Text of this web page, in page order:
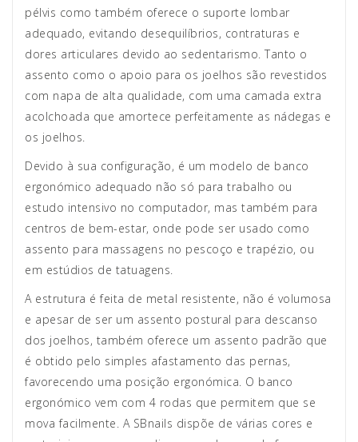
pélvis como também oferece o suporte lombar
adequado, evitando desequilíbrios, contraturas e
dores articulares devido ao sedentarismo. Tanto o
assento como o apoio para os joelhos são revestidos
com napa de alta qualidade, com uma camada extra
acolchoada que amortece perfeitamente as nádegas e
os joelhos.
Devido à sua configuração, é um modelo de banco
ergonómico adequado não só para trabalho ou
estudo intensivo no computador, mas também para
centros de bem-estar, onde pode ser usado como
assento para massagens no pescoço e trapézio, ou
em estúdios de tatuagens.
A estrutura é feita de metal resistente, não é volumosa
e apesar de ser um assento postural para descanso
dos joelhos, também oferece um assento padrão que
é obtido pelo simples afastamento das pernas,
favorecendo uma posição ergonómica. O banco
ergonómico vem com 4 rodas que permitem que se
mova facilmente. A SBnails dispõe de várias cores e